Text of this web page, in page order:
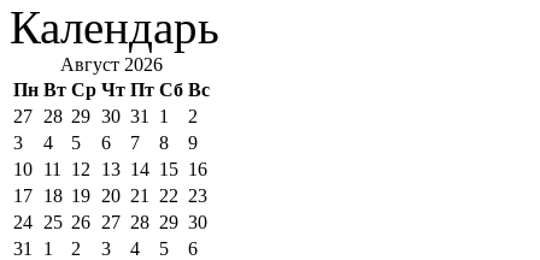
Календарь
Август 2026
Пн Вт Ср Чт Пт Сб Вс
27 28 29 30 31 1
2
3
4 5 6 7 8
9
10 11 12 13 14 15 16
17 18 19 20 21 22 23
24 25 26 27 28 29 30
31
1 2 3 4 5 6